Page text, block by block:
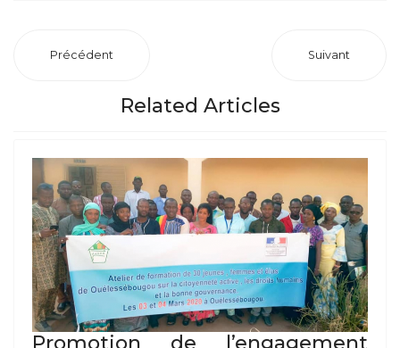
Précédent Suivant
Related Articles
Promotion de l’engagement